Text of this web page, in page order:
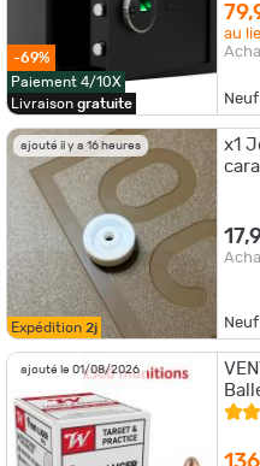
-69%
Paiement 4/10X
Livraison gratuite
au
ajouté il y a 16 heures
Expédition 2j
x1
ajouté le 01/08/2026